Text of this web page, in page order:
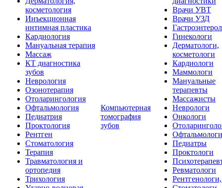
косметология
Инъекционная
интимная пластика
Кардиология
Мануальная терапия
Массаж
КТ диагностика
зубов
Неврология
Озонотерапия
Отоларингология
Офтальмология
Педиатрия
Проктология
Рентген
Стоматология
Терапия
Травматология и
ортопедия
Трихология
Компьютерная
томография
зубов
Врачи УВТ
Врачи УЗД
Гинекологи
Дерматологи,
косметологи
Кардиологи
Маммологи
Мануальные
терапевты
Массажисты
Неврологи
Онкологи
Офтальмологи
Педиатры
Проктологи
Ревматологи